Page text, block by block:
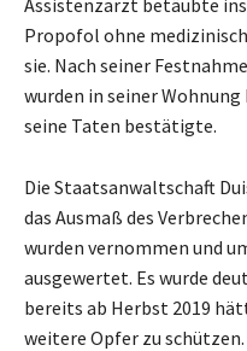
Propofol ohne
sie. Nach seiner
wurden in seiner
seine Taten bestätigte.
Die Staatsanwaltschaft
das Ausmaß des
wurden vernommen und
ausgewertet. Es wurde
bereits ab Herbst 2019
weitere Opfer zu schützen.